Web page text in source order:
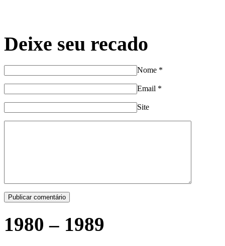
Deixe seu recado
Nome *
Email *
Site
1980 – 1989